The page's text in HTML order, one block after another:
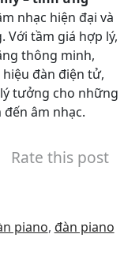
nhạc hiện đại và
Với tầm giá hợp lý,
thông minh,
đàn điện tử,
tưởng cho những
âm nhạc.
Rate this post
piano, đàn piano